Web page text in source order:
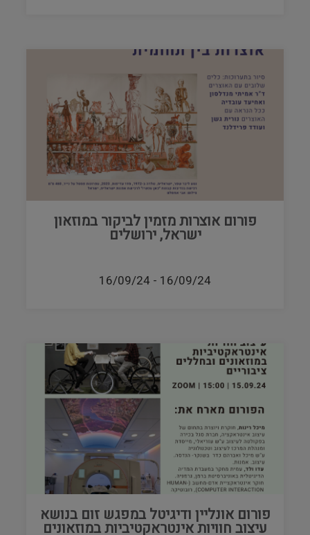
פורום אוצרות מזמין לביקור במוזאון
ישראל, ירושלים
16/09/24
-
16/09/24
פורום אונליין ודיגיטל במפגש זום בנושא
עיצוב חוויות אינטראקטיביות במוזאונים